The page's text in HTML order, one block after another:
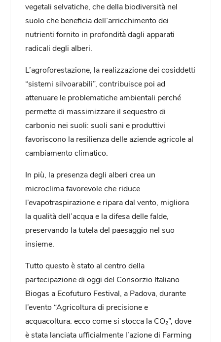
vegetali selvatiche, che della biodiversità nel
suolo che beneficia dell’arricchimento dei
nutrienti fornito in profondità dagli apparati
radicali degli alberi.
L’agroforestazione, la realizzazione dei cosiddetti
“sistemi silvoarabili”, contribuisce poi ad
attenuare le problematiche ambientali perché
permette di massimizzare il sequestro di
carbonio nei suoli: suoli sani e produttivi
favoriscono la resilienza delle aziende agricole al
cambiamento climatico.
In più, la presenza degli alberi crea un
microclima favorevole che riduce
l’evapotraspirazione e ripara dal vento, migliora
la qualità dell’acqua e la difesa delle falde,
preservando la tutela del paesaggio nel suo
insieme.
Tutto questo è stato al centro della
partecipazione di oggi del Consorzio Italiano
Biogas a Ecofuturo Festival, a Padova, durante
l’evento “Agricoltura di precisione e
acquacoltura: ecco come si stocca la CO₂”, dove
è stata lanciata ufficialmente l’azione di Farming